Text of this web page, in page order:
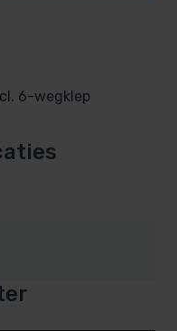
6-wegklep